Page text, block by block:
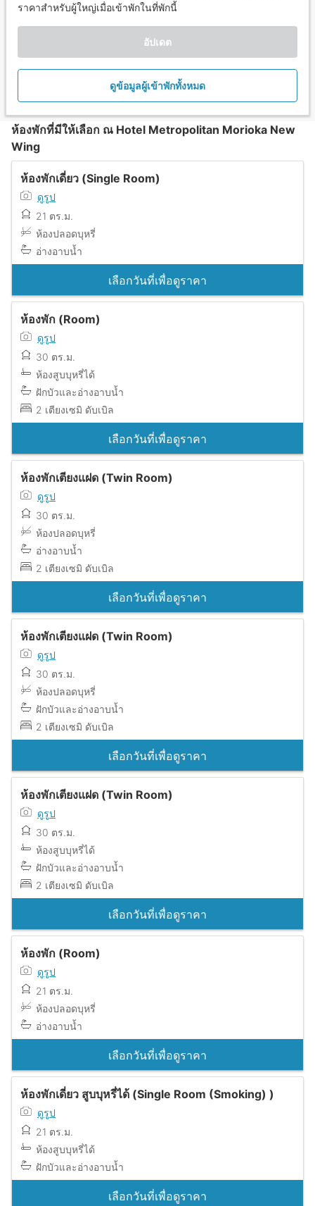
ราคาสำหรับผู้ใหญ่เมื่อเข้าพักในที่พักนี้
อัปเดต
ดูข้อมูลผู้เข้าพักทั้งหมด
ห้องพักที่มีให้เลือก ณ Hotel Metropolitan Morioka New
Wing
ห้องพักเดี่ยว (Single Room)
ดูรูป
21 ตร.ม.
ห้องปลอดบุหรี่
อ่างอาบน้ำ
เลือกวันที่เพื่อดูราคา
ห้องพัก (Room)
ดูรูป
30 ตร.ม.
ห้องสูบบุหรี่ได้
ฝักบัวและอ่างอาบน้ำ
2 เตียงเซมิ ดับเบิล
เลือกวันที่เพื่อดูราคา
ห้องพักเตียงแฝด (Twin Room)
ดูรูป
30 ตร.ม.
ห้องปลอดบุหรี่
อ่างอาบน้ำ
2 เตียงเซมิ ดับเบิล
เลือกวันที่เพื่อดูราคา
ห้องพักเตียงแฝด (Twin Room)
ดูรูป
30 ตร.ม.
ห้องปลอดบุหรี่
ฝักบัวและอ่างอาบน้ำ
2 เตียงเซมิ ดับเบิล
เลือกวันที่เพื่อดูราคา
ห้องพักเตียงแฝด (Twin Room)
ดูรูป
30 ตร.ม.
ห้องสูบบุหรี่ได้
ฝักบัวและอ่างอาบน้ำ
2 เตียงเซมิ ดับเบิล
เลือกวันที่เพื่อดูราคา
ห้องพัก (Room)
ดูรูป
21 ตร.ม.
ห้องปลอดบุหรี่
อ่างอาบน้ำ
เลือกวันที่เพื่อดูราคา
ห้องพักเดี่ยว สูบบุหรี่ได้ (Single Room (Smoking) )
ดูรูป
21 ตร.ม.
ห้องสูบบุหรี่ได้
ฝักบัวและอ่างอาบน้ำ
เลือกวันที่เพื่อดูราคา